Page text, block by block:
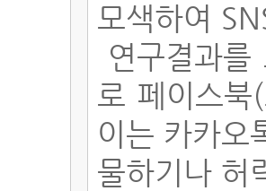
모색하여
연구결과
로 페이스
이는 카카오
물하기나 허